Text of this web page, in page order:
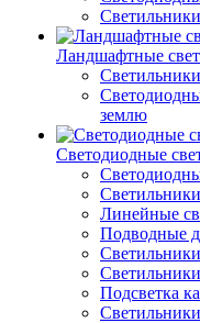
Ландшафтные
землю
Светодиодные
Линейные
Подводные
Подсветка